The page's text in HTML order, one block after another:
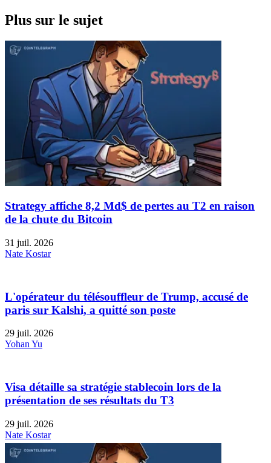
Plus sur le sujet
Strategy affiche 8,2 Md$ de pertes au T2 en raison
de la chute du Bitcoin
31 juil. 2026
Nate Kostar
L'opérateur du télésouffleur de Trump, accusé de
paris sur Kalshi, a quitté son poste
29 juil. 2026
Yohan Yu
Visa détaille sa stratégie stablecoin lors de la
présentation de ses résultats du T3
29 juil. 2026
Nate Kostar